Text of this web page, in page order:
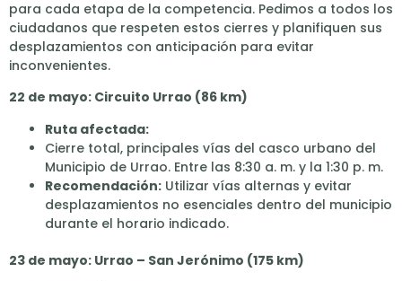
para cada etapa de la competencia. Pedimos a todos los
ciudadanos que respeten estos cierres y planifiquen sus
desplazamientos con anticipación para evitar
inconvenientes.
22 de mayo: Circuito Urrao (86 km)
Ruta afectada:
Cierre total, principales vías del casco urbano del
Municipio de Urrao. Entre las 8:30 a. m. y la 1:30 p. m.
Recomendación: Utilizar vías alternas y evitar
desplazamientos no esenciales dentro del municipio
durante el horario indicado.
23 de mayo: Urrao – San Jerónimo (175 km)